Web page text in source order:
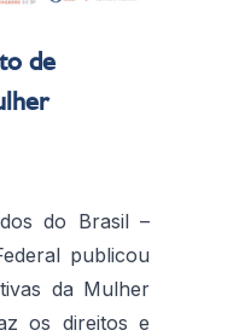
de
do Brasil –
publicou
da Mulher
os direitos e